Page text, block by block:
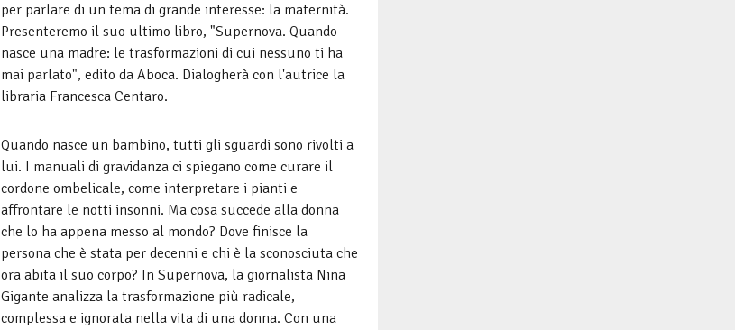
per parlare di un tema di grande interesse: la maternità.
Presenteremo il suo ultimo libro, "Supernova. Quando
nasce una madre: le trasformazioni di cui nessuno ti ha
mai parlato", edito da Aboca. Dialogherà con l'autrice la
libraria Francesca Centaro.
Quando nasce un bambino, tutti gli sguardi sono rivolti a
lui. I manuali di gravidanza ci spiegano come curare il
cordone ombelicale, come interpretare i pianti e
affrontare le notti insonni. Ma cosa succede alla donna
che lo ha appena messo al mondo? Dove finisce la
persona che è stata per decenni e chi è la sconosciuta che
ora abita il suo corpo? In Supernova, la giornalista Nina
Gigante analizza la trasformazione più radicale,
complessa e ignorata nella vita di una donna. Con una